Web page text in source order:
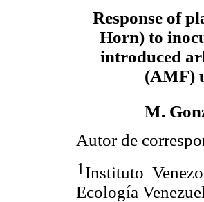
Response of
Horn) to
introduced
(AMF)
M.
Autor de
1 Instituto
Ecología